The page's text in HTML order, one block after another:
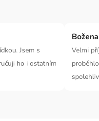
Jsem s
ho i ostatním
Velmi